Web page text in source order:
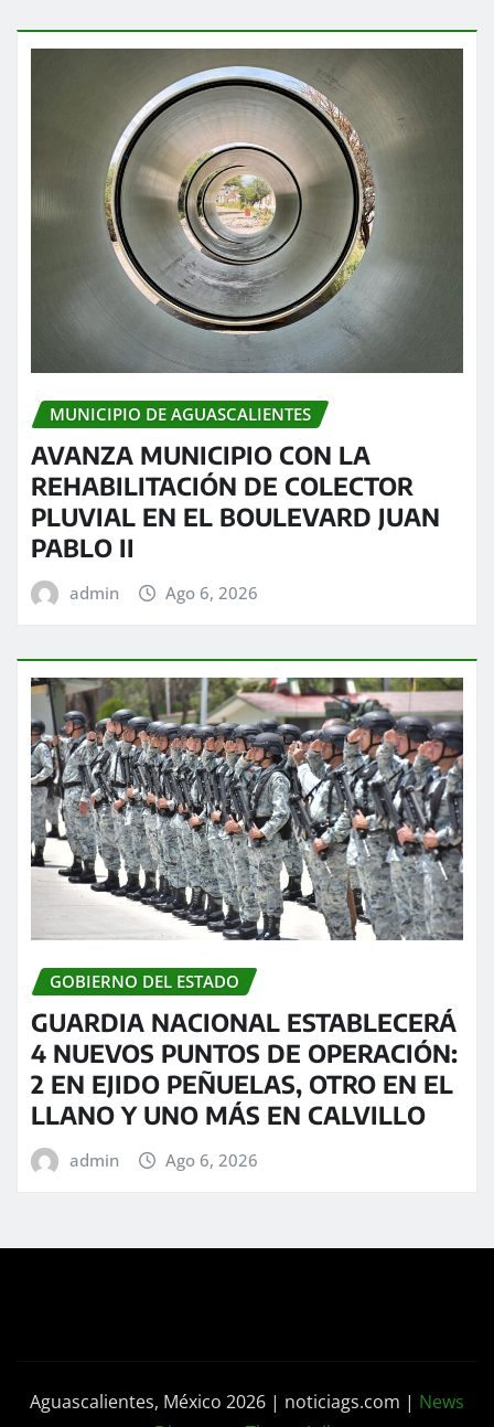
MUNICIPIO DE AGUASCALIENTES
AVANZA MUNICIPIO CON LA
REHABILITACIÓN DE COLECTOR
PLUVIAL EN EL BOULEVARD JUAN
PABLO II
admin Ago 6, 2026
GOBIERNO DEL ESTADO
GUARDIA NACIONAL ESTABLECERÁ
4 NUEVOS PUNTOS DE OPERACIÓN:
2 EN EJIDO PEÑUELAS, OTRO EN EL
LLANO Y UNO MÁS EN CALVILLO
admin Ago 6, 2026
Aguascalientes, México 2026 | noticiags.com | News